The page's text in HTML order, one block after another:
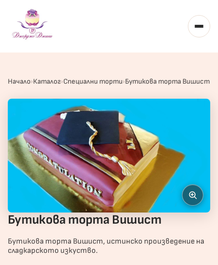
Начало Каталог Специални торти Бутикова торта Вишист
Бутикова торта Вишист, истинско произведение на
сладкарското изкуство.
Бутикова торта Вишист